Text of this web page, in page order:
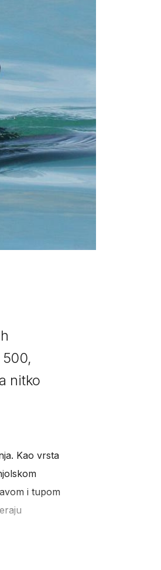
nitko
Kao vrsta
i tupom